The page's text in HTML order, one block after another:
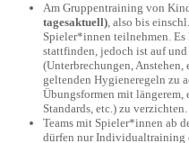
Am Gruppentraining von
tagesaktuell), also bis
Spieler*innen teilnehmen.
stattfinden, jedoch ist auf
(Unterbrechungen,
geltenden Hygieneregeln zu
Übungsformen mit
Standards, etc.) zu verzichten.
Teams mit Spieler*innen ab
dürfen nur Individualtraining